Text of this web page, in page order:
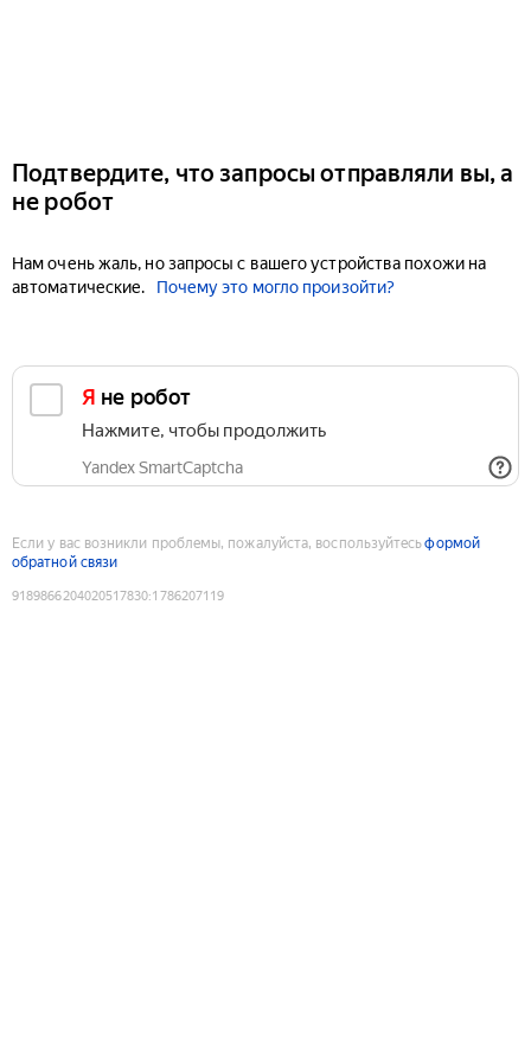
Подтвердите, что запросы отправляли вы, а
не робот
Нам очень жаль, но запросы с вашего устройства похожи на
автоматические.
Почему это могло произойти?
Я не робот
Нажмите, чтобы продолжить
Yandex SmartCaptcha
Если у вас возникли проблемы, пожалуйста, воспользуйтесьформой
обратной связи
9189866204020517830:1786207119